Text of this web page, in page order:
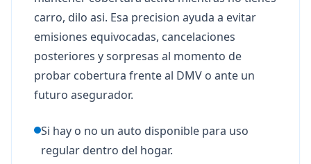
carro, dilo asi. Esa precision ayuda a evitar
emisiones equivocadas, cancelaciones
posteriores y sorpresas al momento de
probar cobertura frente al DMV o ante un
futuro asegurador.
Si hay o no un auto disponible para uso
regular dentro del hogar.